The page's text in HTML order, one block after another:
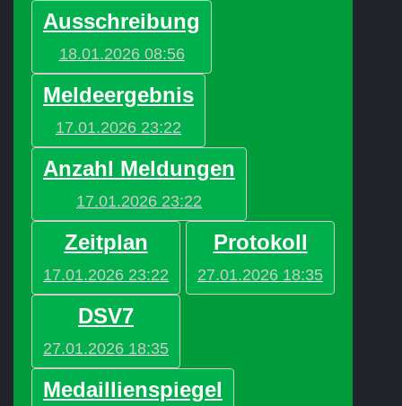
Ausschreibung
18.01.2026 08:56
Meldeergebnis
17.01.2026 23:22
Anzahl Meldungen
17.01.2026 23:22
Zeitplan
17.01.2026 23:22
Protokoll
27.01.2026 18:35
DSV7
27.01.2026 18:35
Medaillienspiegel